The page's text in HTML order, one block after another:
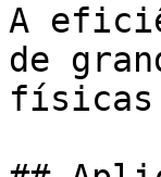
A
de